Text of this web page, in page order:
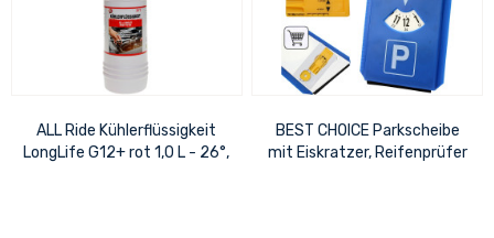
ALL Ride Kühlerflüssigkeit
LongLife G12+ rot 1,0 L - 26°,
BEST CHOICE Parkscheibe
mit Eiskratzer, Reifenprüfer